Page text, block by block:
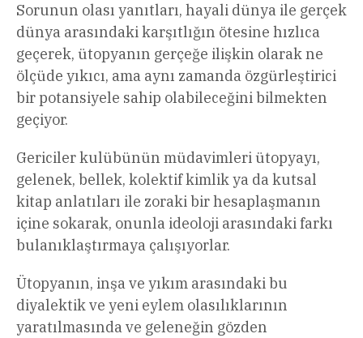
Sorunun olası yanıtları, hayali dünya ile gerçek
dünya arasındaki karşıtlığın ötesine hızlıca
geçerek, ütopyanın gerçeğe ilişkin olarak ne
ölçüde yıkıcı, ama aynı zamanda özgürleştirici
bir potansiyele sahip olabileceğini bilmekten
geçiyor.
Gericiler kulübünün müdavimleri ütopyayı,
gelenek, bellek, kolektif kimlik ya da kutsal
kitap anlatıları ile zoraki bir hesaplaşmanın
içine sokarak, onunla ideoloji arasındaki farkı
bulanıklaştırmaya çalışıyorlar.
Ütopyanın, inşa ve yıkım arasındaki bu
diyalektik ve yeni eylem olasılıklarının
yaratılmasında ve geleneğin gözden